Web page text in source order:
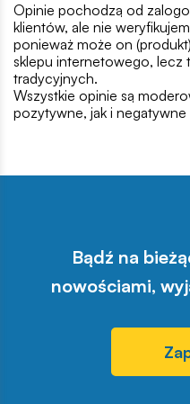
Opinie pochodzą od
klientów, ale nie
ponieważ może on
sklepu internetowego, lecz
tradycyjnych.
Wszystkie opinie są
pozytywne, jak i negatywne
Bądź na
nowościami,